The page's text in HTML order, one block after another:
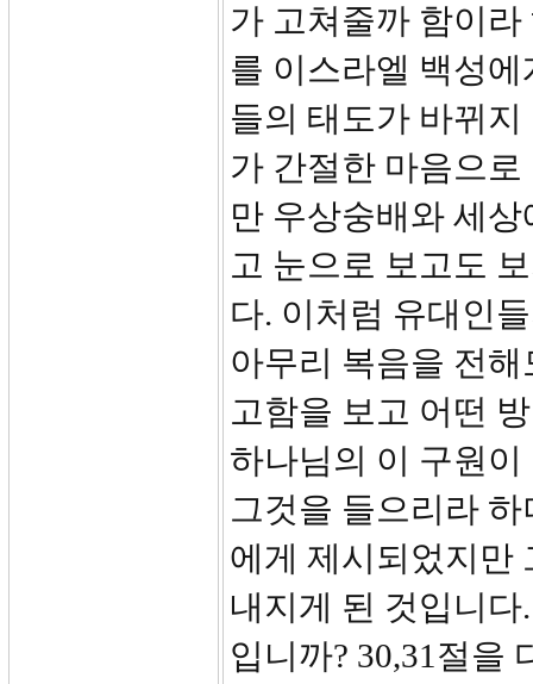
가 고쳐줄까 함이
를 이스라엘 백성
들의 태도가 바뀌
가 간절한 마음으
만 우상숭배와 세
고 눈으로 보고도
다. 이처럼 유대인
아무리 복음을 전
고함을 보고 어떤
하나님의 이 구원
그것을 들으리라
에게 제시되었지만
내지게 된 것입니
입니까? 30,31절을